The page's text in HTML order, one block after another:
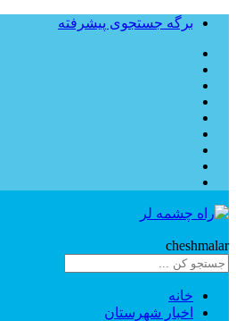
برگه جستجوی پیشرفته
cheshmalar
خانه
اخبار شهرستان